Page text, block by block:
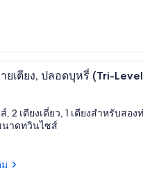
ดีลักซ์เคบิน, หลายเ
ยเตียง, ปลอดบุหรี่ (Tri-
, 2 เตียงเดี่ยว, 1 เตียงสำหรับสอ
นาดทวินไซส์